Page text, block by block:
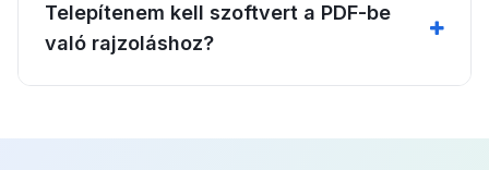
Telepítenem kell szoftvert a PDF-be
való rajzoláshoz?